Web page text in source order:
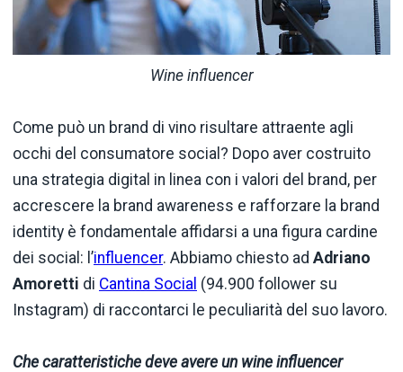
Wine influencer
Come può un brand di vino risultare attraente agli
occhi del consumatore social? Dopo aver costruito
una strategia digital in linea con i valori del brand, per
accrescere la brand awareness e rafforzare la brand
identity è fondamentale affidarsi a una figura cardine
dei social: l’influencer. Abbiamo chiesto ad Adriano
Amoretti di Cantina Social (94.900 follower su
Instagram) di raccontarci le peculiarità del suo lavoro.
Che caratteristiche deve avere un wine influencer